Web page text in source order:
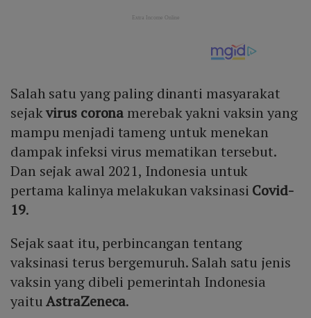
Salah satu yang paling dinanti masyarakat
sejakvirus corona merebak yakni vaksin yang
mampu menjadi tameng untuk menekan
dampak infeksi virus mematikan tersebut.
Dan sejak awal 2021, Indonesia untuk
pertama kalinya melakukan vaksinasi Covid-
19.
Sejak saat itu, perbincangan tentang
vaksinasi terus bergemuruh. Salah satu jenis
vaksin yang dibeli pemerintah Indonesia
yaituAstraZeneca.